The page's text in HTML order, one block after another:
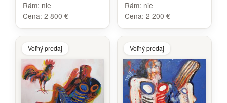
Rám: nie
Cena: 2 800 €
Rám: nie
Cena: 2 200 €
Voľný predaj Voľný predaj